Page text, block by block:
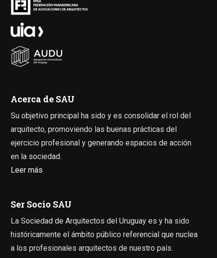
Acerca de SAU
Su objetivo principal ha sido y es consolidar el rol del
arquitecto, promoviendo las buenas prácticas del
ejercicio profesional y generando espacios de acción
en la sociedad.
Leer más
Ser Socio SAU
La Sociedad de Arquitectos del Uruguay es y ha sido
históricamente el ámbito público referencial que nuclea
a los profesionales arquitectos de nuestro país.